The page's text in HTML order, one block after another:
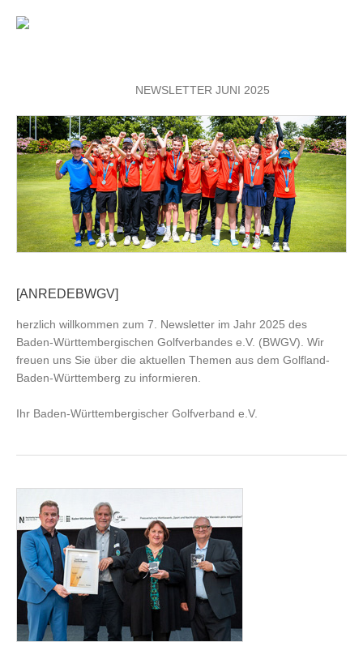
NEWSLETTER JUNI 2025
[ANREDEBWGV]
herzlich willkommen zum 7. Newsletter im Jahr 2025 des
Baden-Württembergischen Golfverbandes e.V. (BWGV). Wir
freuen uns Sie über die aktuellen Themen aus dem Golfland-
Baden-Württemberg zu informieren.
Ihr Baden-Württembergischer Golfverband e.V.